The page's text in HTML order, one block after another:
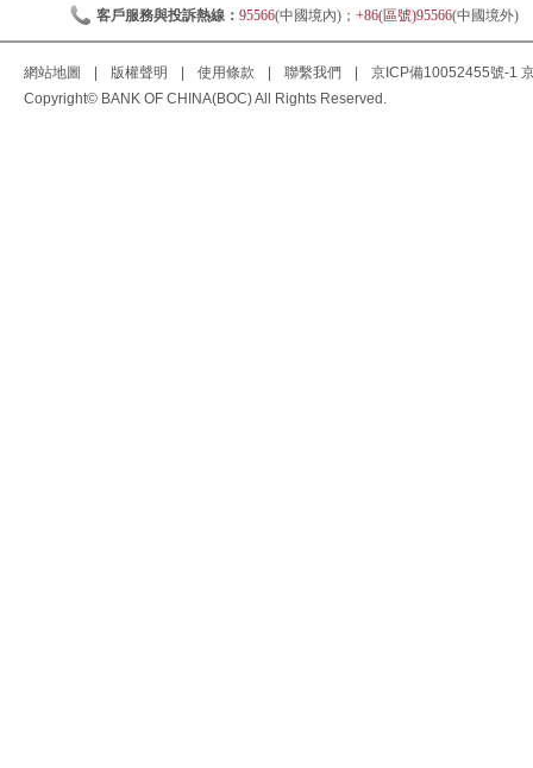
客戶服務與投訴熱線： 95566(中國境內)； +86(區號)95566(中國境外)
網站地圖 版權聲明 使用條款 聯繫我們 京ICP備10052455號-1
Copyright© BANK OF CHINA(BOC) All Rights Reserved.